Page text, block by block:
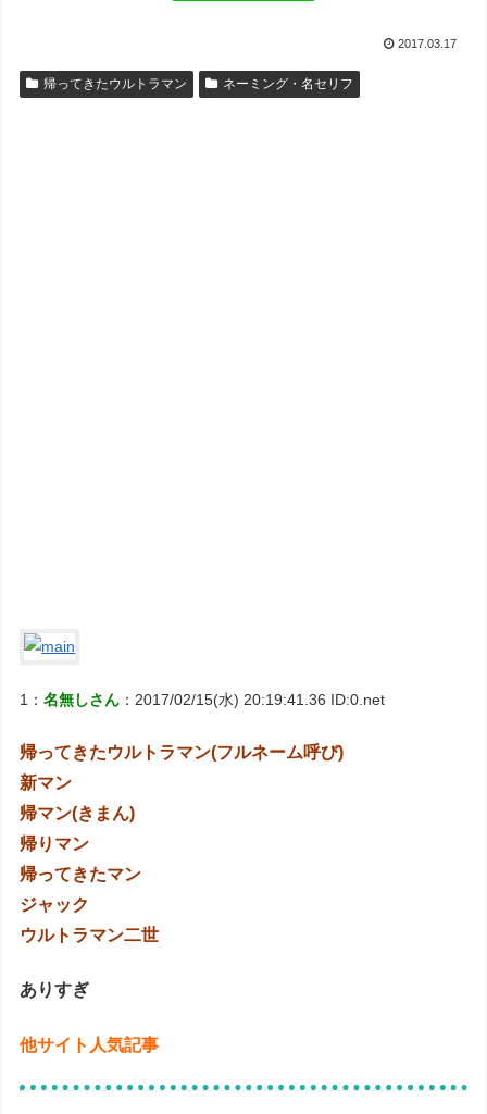
2017.03.17
帰ってきたウルトラマン ネーミング・名セリフ
1：名無しさん ：2017/02/15(水) 20:19:41.36 ID:0.net
帰ってきたウルトラマン(フルネーム呼び)
新マン
帰マン(きまん)
帰りマン
帰ってきたマン
ジャック
ウルトラマン二世
ありすぎ
他サイト人気記事